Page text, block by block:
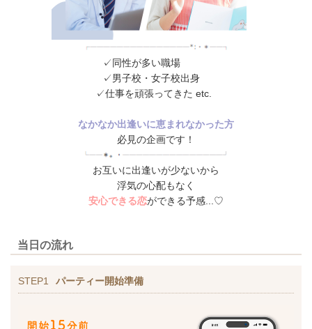
✓同性が多い職場
✓男子校・女子校出身
✓仕事を頑張ってきた etc.
なかなか出逢いに恵まれなかった方
必見の企画です！
お互いに出逢いが少ないから
浮気の心配もなく
安心できる恋ができる予感...♡
当日の流れ
STEP1 パーティー開始準備